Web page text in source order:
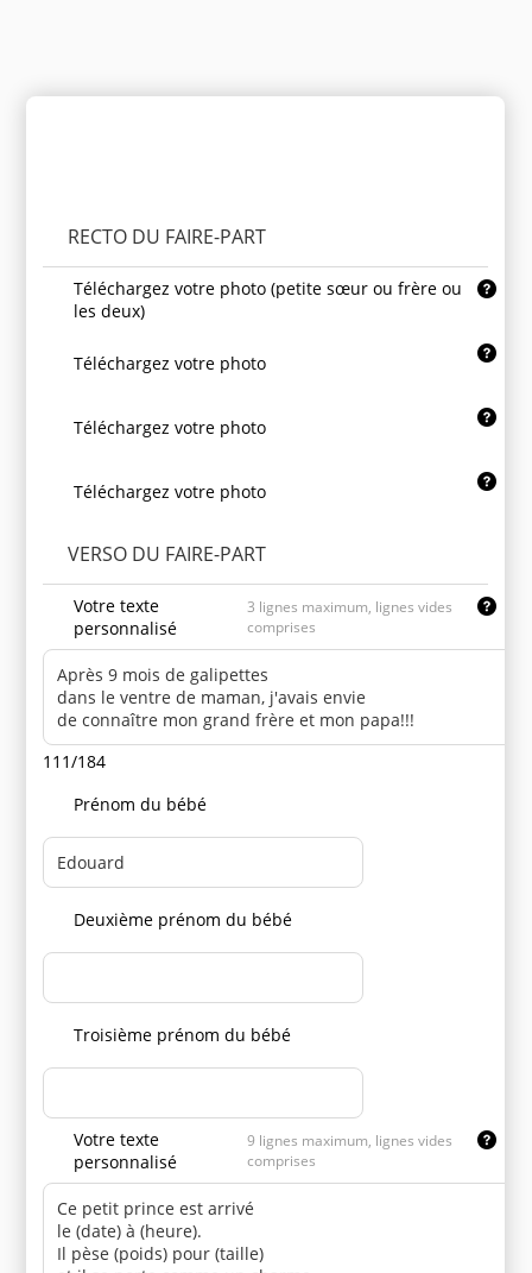
RECTO DU FAIRE-PART
Téléchargez votre photo (petite sœur ou frère ou
les deux)
Téléchargez votre photo
Téléchargez votre photo
Téléchargez votre photo
VERSO DU FAIRE-PART
Votre texte
personnalisé
3 lignes maximum, lignes vides
comprises
111/184
Prénom du bébé
Deuxième prénom du bébé
Troisième prénom du bébé
Votre texte
personnalisé
9 lignes maximum, lignes vides
comprises